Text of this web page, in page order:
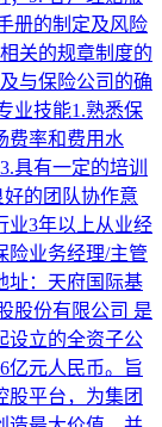
册的制定及风险
关的规章制度的
与保险公司的确
业技能1.熟悉保
费率和费用水
具有一定的培训
的团队协作意
业3年以上从业经
险业务经理/主管
址：天府国际基
股份有限公司 是
设立的全资子公
亿元人民币。旨
股平台，为集团